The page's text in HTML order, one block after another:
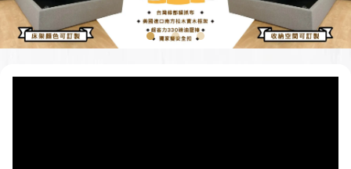
案例分享